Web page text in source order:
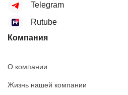
Telegram
Rutube
Компания
О компании
Жизнь нашей компании